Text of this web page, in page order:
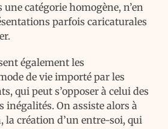
catégorie homogène, n’en
parfois caricaturales
également les
de vie importé par les
qui peut s’opposer à celui des
inégalités. On assiste alors à
création d’un entre-soi, qui